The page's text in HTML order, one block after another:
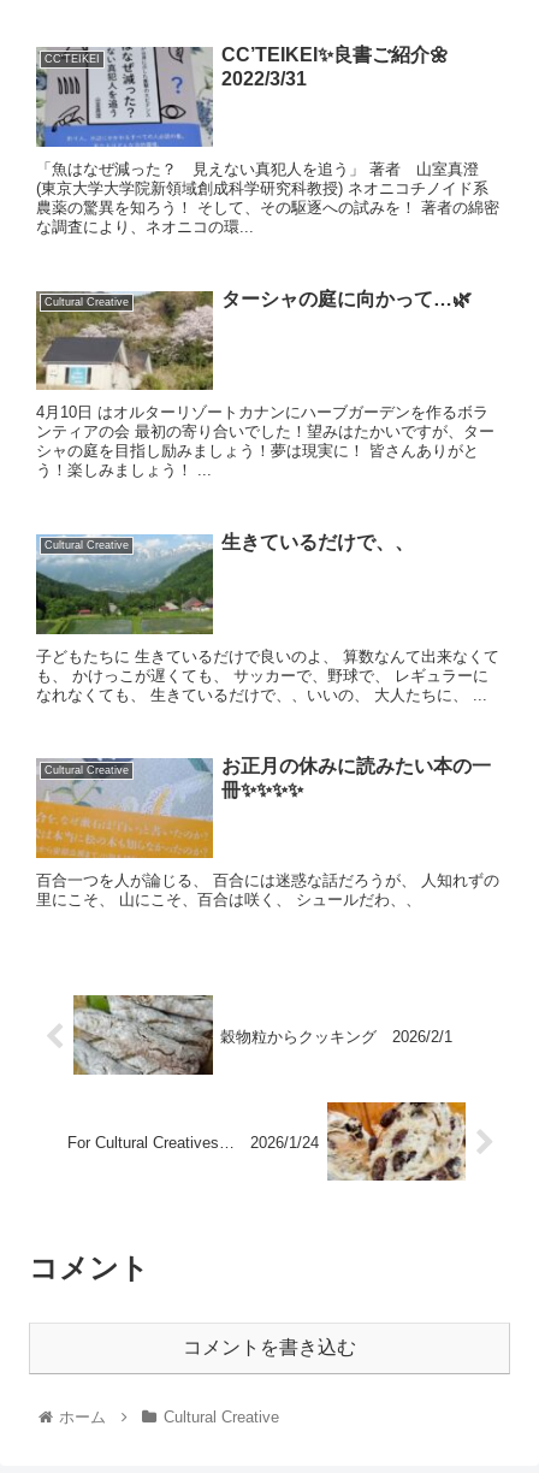
CC'TEIKEI
CC’TEIKEI✨良書ご紹介🌼
2022/3/31
「魚はなぜ減った？ 見えない真犯人を追う」 著者 山室真澄
(東京大学大学院新領域創成科学研究科教授) ネオニコチノイド系
農薬の驚異を知ろう！ そして、その駆逐への試みを！ 著者の綿密
な調査により、ネオニコの環...
Cultural Creative ターシャの庭に向かって…🌿
4月10日 はオルターリゾートカナンにハーブガーデンを作るボラ
ンティアの会 最初の寄り合いでした！望みはたかいですが、ター
シャの庭を目指し励みましょう！夢は現実に！ 皆さんありがと
う！楽しみましょう！ ...
Cultural Creative 生きているだけで、、
子どもたちに 生きているだけで良いのよ、 算数なんて出来なくて
も、 かけっこが遅くても、 サッカーで、野球で、 レギュラーに
なれなくても、 生きているだけで、、いいの、 大人たちに、 ...
Cultural Creative
お正月の休みに読みたい本の一
冊✨✨✨✨
百合一つを人が論じる、 百合には迷惑な話だろうが、 人知れずの
里にこそ、 山にこそ、百合は咲く、 シュールだわ、、
穀物粒からクッキング 2026/2/1
For Cultural Creatives… 2026/1/24
コメント
コメントを書き込む
ホーム Cultural Creative